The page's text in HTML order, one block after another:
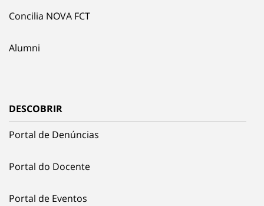
Concilia NOVA FCT
Alumni
DESCOBRIR
Portal de Denúncias
Portal do Docente
Portal de Eventos